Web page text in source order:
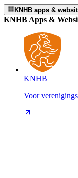
KNHB apps &
KNHB Apps &
KNHB
Voor